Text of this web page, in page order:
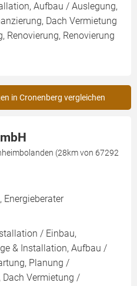
Aufbau / Auslegung,
Dach Vermietung
Renovierung, Renovierung
in Cronenberg vergleichen
(28km von 67292
/ Einbau,
& Installation, Aufbau /
Planung /
Dach Vermietung /